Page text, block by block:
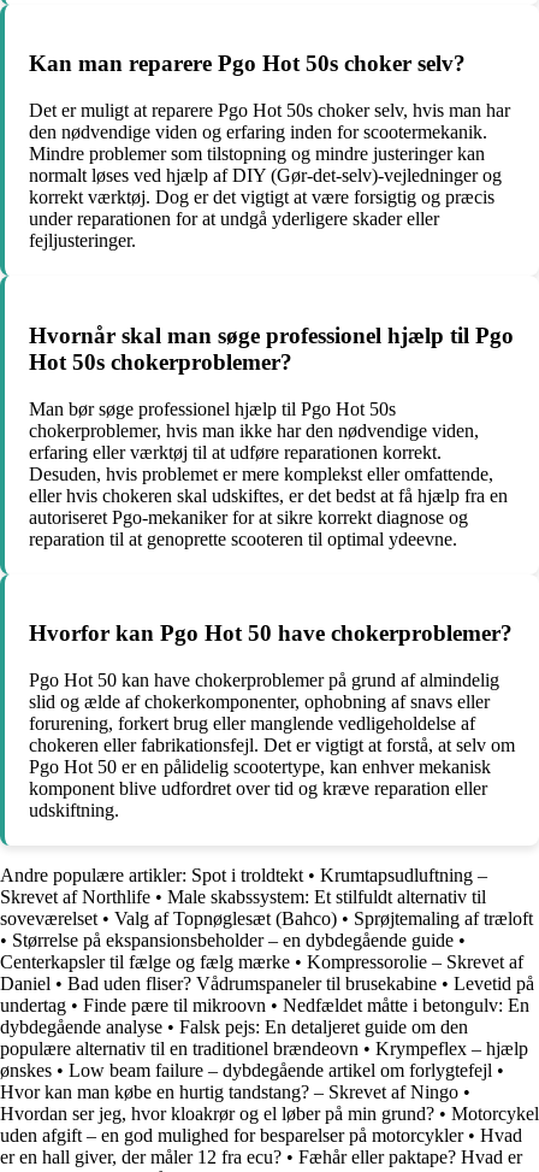
Kan man reparere Pgo Hot 50s choker selv?
Det er muligt at reparere Pgo Hot 50s choker selv, hvis man har
den nødvendige viden og erfaring inden for scootermekanik.
Mindre problemer som tilstopning og mindre justeringer kan
normalt løses ved hjælp af DIY (Gør-det-selv)-vejledninger og
korrekt værktøj. Dog er det vigtigt at være forsigtig og præcis
under reparationen for at undgå yderligere skader eller
fejljusteringer.
Hvornår skal man søge professionel hjælp til Pgo
Hot 50s chokerproblemer?
Man bør søge professionel hjælp til Pgo Hot 50s
chokerproblemer, hvis man ikke har den nødvendige viden,
erfaring eller værktøj til at udføre reparationen korrekt.
Desuden, hvis problemet er mere komplekst eller omfattende,
eller hvis chokeren skal udskiftes, er det bedst at få hjælp fra en
autoriseret Pgo-mekaniker for at sikre korrekt diagnose og
reparation til at genoprette scooteren til optimal ydeevne.
Hvorfor kan Pgo Hot 50 have chokerproblemer?
Pgo Hot 50 kan have chokerproblemer på grund af almindelig
slid og ælde af chokerkomponenter, ophobning af snavs eller
forurening, forkert brug eller manglende vedligeholdelse af
chokeren eller fabrikationsfejl. Det er vigtigt at forstå, at selv om
Pgo Hot 50 er en pålidelig scootertype, kan enhver mekanisk
komponent blive udfordret over tid og kræve reparation eller
udskiftning.
Andre populære artikler: Spot i troldtekt • Krumtapsudluftning –
Skrevet af Northlife • Male skabssystem: Et stilfuldt alternativ til
soveværelset • Valg af Topnøglesæt (Bahco) • Sprøjtemaling af træloft
• Størrelse på ekspansionsbeholder – en dybdegående guide •
Centerkapsler til fælge og fælg mærke • Kompressorolie – Skrevet af
Daniel • Bad uden fliser? Vådrumspaneler til brusekabine • Levetid på
undertag • Finde pære til mikroovn • Nedfældet måtte i betongulv: En
dybdegående analyse • Falsk pejs: En detaljeret guide om den
populære alternativ til en traditionel brændeovn • Krympeflex – hjælp
ønskes • Low beam failure – dybdegående artikel om forlygtefejl •
Hvor kan man købe en hurtig tandstang? – Skrevet af Ningo •
Hvordan ser jeg, hvor kloakrør og el løber på min grund? • Motorcykel
uden afgift – en god mulighed for besparelser på motorcykler• Hvad
er en hall giver, der måler 12 fra ecu? • Fæhår eller paktape? Hvad er